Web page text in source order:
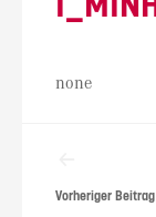
none
Vorheriger Beitrag